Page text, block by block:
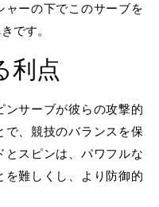
ャーの下でこのサーブを
です。
利点
サーブが彼らの攻撃的
で、競技のバランスを保
スピンは、パワフルな
を難しくし、より防御的